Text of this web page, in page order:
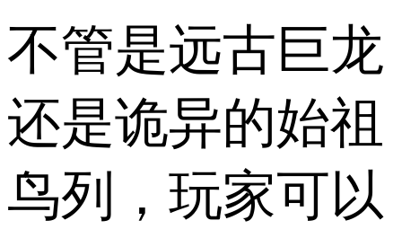
不管是远古巨龙
还是诡异的始祖
鸟列，玩家可以